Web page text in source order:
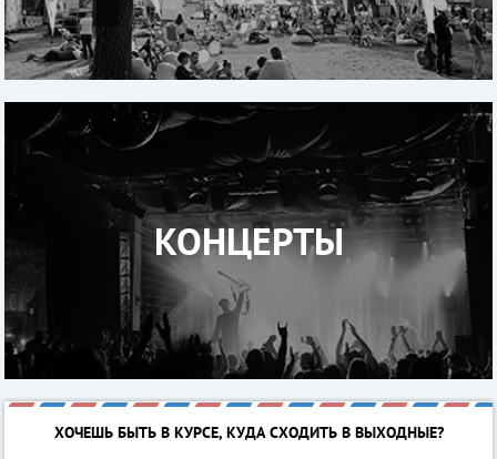
КОНЦЕРТЫ
ХОЧЕШЬ БЫТЬ В КУРСЕ, КУДА СХОДИТЬ В ВЫХОДНЫЕ?